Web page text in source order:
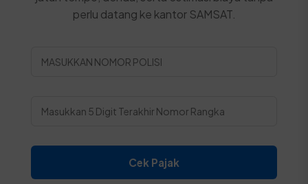
perlu datang ke kantor SAMSAT.
Cek Pajak